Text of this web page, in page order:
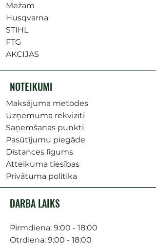
Mežam
Husqvarna
STIHL
FTG
AKCIJAS
NOTEIKUMI
Maksājuma metodes
Uzņēmuma rekvizīti
Saņemšanas punkti
Pasūtījumu piegāde
Distances līgums
Atteikuma tiesības
Privātuma politika
DARBA LAIKS
Pirmdiena: 9:00 - 18:00
Otrdiena: 9:00 - 18:00